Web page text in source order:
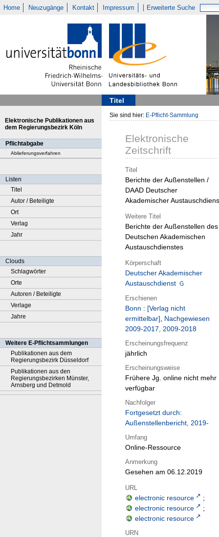
Home Neuzugänge Kontakt Impressum Erweiterte Suche
Titel
Elektronische Publikationen aus
dem Regierungsbezirk Köln
Pflichtabgabe
Ablieferungsverfahren
Listen
Titel
Autor / Beteiligte
Ort
Verlag
Jahr
Clouds
Schlagwörter
Orte
Autoren / Beteiligte
Verlage
Jahre
Weitere E-Pflichtsammlungen
Publikationen aus dem
Regierungsbezirk Düsseldorf
Publikationen aus den
Regierungsbezirken Münster,
Arnsberg und Detmold
Sie sind hier: E-Pflicht-Sammlung
Elektronische
Zeitschrift
Titel
Berichte der Außenstellen /
DAAD Deutscher
Akademischer
Weitere Titel
Berichte der Außenstellen des
Deutschen Akademischen
Austauschdienstes
Körperschaft
Deutscher Akademischer
Austauschdienst
Erschienen
Bonn : [Verlag nicht
ermittelbar], Nachgewiesen
2009-2017, 2009-2018
Erscheinungsfrequenz
jährlich
Erscheinungsweise
Frühere Jg. online nicht mehr
verfügbar
Nachfolger
Fortgesetzt durch:
Außenstellenbericht, 2019-
Umfang
Online-Ressource
Anmerkung
Gesehen am 06.12.2019
URL
electronic resource
;
electronic resource
;
electronic resource
URN